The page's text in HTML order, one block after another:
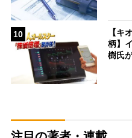
10
【キ
柄】
樹氏